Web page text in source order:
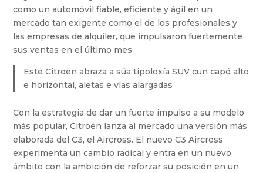
como un automóvil fiable, eficiente y ágil en un
mercado tan exigente como el de los profesionales y
las empresas de alquiler, que impulsaron fuertemente
sus ventas en el último mes.
Este Citroën abraza a súa tipoloxía SUV cun capó alto
e horizontal, aletas e vías alargadas
Con la estrategia de dar un fuerte impulso a su modelo
más popular, Citroën lanza al mercado una versión más
elaborada del C3, el Aircross. El nuevo C3 Aircross
experimenta un cambio radical y entra en un nuevo
ámbito con la ambición de reforzar su posición en un